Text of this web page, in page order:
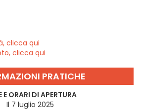
clicca qui
clicca qui
PRATICHE
E ORARI DI APERTURA
Il 7 luglio 2025